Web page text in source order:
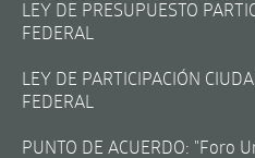
LEY DE PRESUPUESTO
FEDERAL
LEY DE PARTICIPACIÓN
FEDERAL
PUNTO DE ACUERDO: "Foro